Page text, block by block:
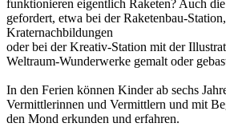
funktionieren eigentlich Raketen? Auch
gefordert, etwa bei der Raketenbau-
Kraternachbildungen
oder bei der Kreativ-Station mit der
Weltraum-Wunderwerke gemalt oder
In den Ferien können Kinder ab sechs
Vermittlerinnen und Vermittlern und mit
den Mond erkunden und erfahren.